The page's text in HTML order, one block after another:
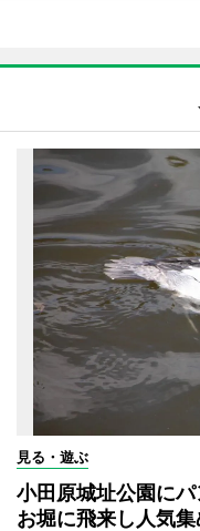
見る・遊ぶ
小田原城址公園に
お堀に飛来し人気集